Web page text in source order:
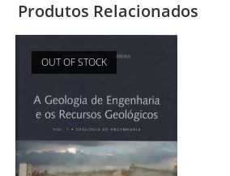
Produtos Relacionados
OUT OF STOCK